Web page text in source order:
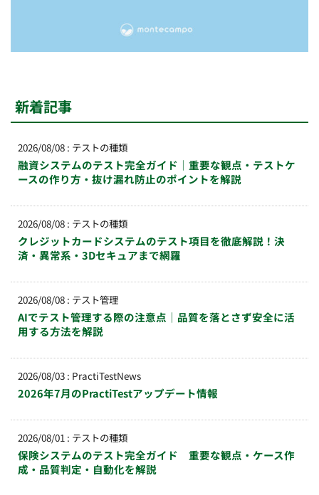
新着記事
2026/08/08 : テストの種類
融資システムのテスト完全ガイド｜重要な観点・テストケ
ースの作り方・抜け漏れ防止のポイントを解説
2026/08/08 : テストの種類
クレジットカードシステムのテスト項目を徹底解説！決
済・異常系・3Dセキュアまで網羅
2026/08/08 : テスト管理
AIでテスト管理する際の注意点｜品質を落とさず安全に活
用する方法を解説
2026/08/03 : PractiTestNews
2026年7月のPractiTestアップデート情報
2026/08/01 : テストの種類
保険システムのテスト完全ガイド 重要な観点・ケース作
成・品質判定・自動化を解説